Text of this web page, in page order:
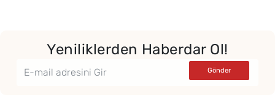
Yeniliklerden Haberdar Ol!